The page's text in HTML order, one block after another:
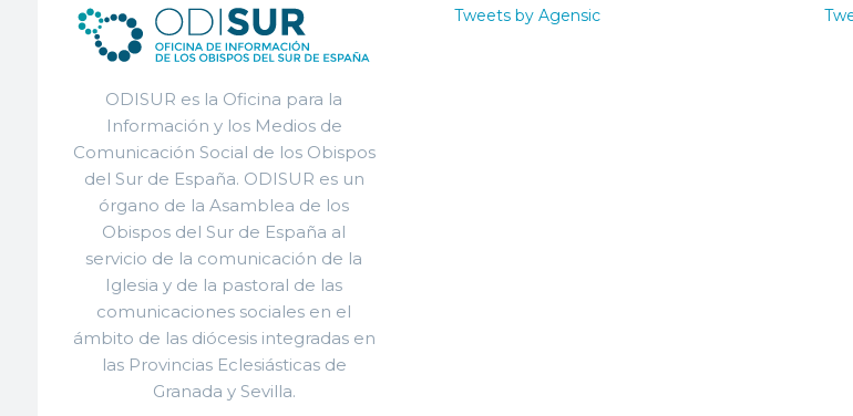
ODISUR es la Oficina para la
Información y los Medios de
Comunicación Social de los Obispos
del Sur de España. ODISUR es un
órgano de la Asamblea de los
Obispos del Sur de España al
servicio de la comunicación de la
Iglesia y de la pastoral de las
comunicaciones sociales en el
ámbito de las diócesis integradas en
las Provincias Eclesiásticas de
Granada y Sevilla.
Tweets by Agensic